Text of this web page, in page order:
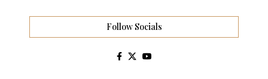
Follow Socials